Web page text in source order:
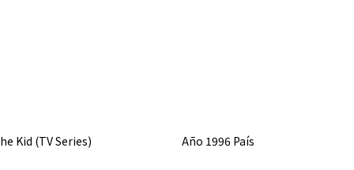
Kid (TV Series) Año 1996 País